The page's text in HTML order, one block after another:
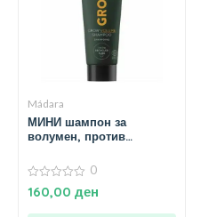
Mádara
МИНИ шампон за
волумен, против
стимулирање на раст –
25 мл.
0
од
0
160,00 ден